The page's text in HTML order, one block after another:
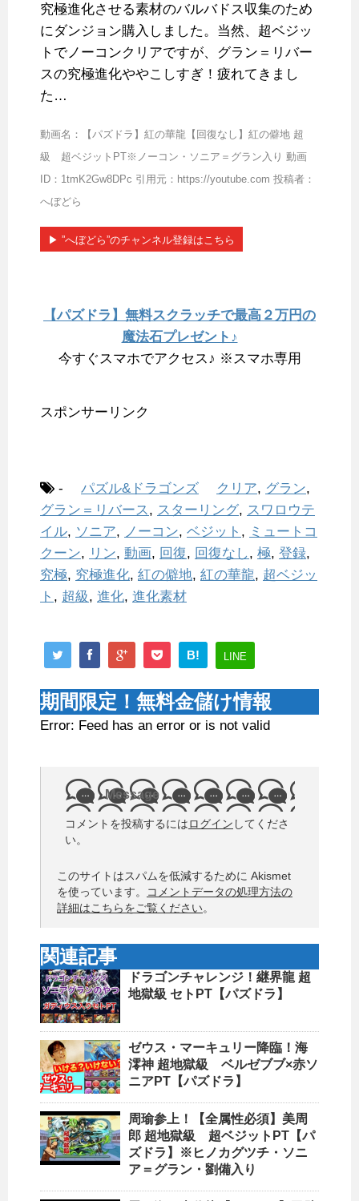
究極進化させる素材のバルバドス収集のため
にダンジョン購入しました。当然、超ベジッ
トでノーコンクリアですが、グラン＝リバー
スの究極進化ややこしすぎ！疲れてきまし
た…
動画名：【パズドラ】紅の華龍【回復なし】紅の僻地 超
級 超ベジットPT※ノーコン・ソニア＝グラン入り 動画
ID：1tmK2Gw8DPc 引用元：https://youtube.com 投稿者：
へぼどら
▶︎ ”へぼどら”のチャンネル登録はこちら
【パズドラ】無料スクラッチで最高２万円の
魔法石プレゼント♪
今すぐスマホでアクセス♪ ※スマホ専用
スポンサーリンク
- パズル&ドラゴンズ クリア, グラン,
グラン＝リバース, スターリング, スワロウテ
イル, ソニア, ノーコン, ベジット , ミュートコ
クーン, リン, 動画, 回復, 回復なし, 極, 登録,
究極, 究極進化, 紅の僻地, 紅の華龍, 超ベジッ
ト , 超級, 進化, 進化素材
B! LINE
期間限定！無料金儲け情報
Error: Feed has an error or is not valid
Message
コメントを投稿するにはログイン してくださ
い。
このサイトはスパムを低減するために Akismet
を使っています。
コメントデータの処理方法の
詳細はこちらをご覧ください。
関連記事
ドラゴンチャレンジ！継界龍 超
地獄級 セトPT【パズドラ】
ゼウス・マーキュリー降臨！海
澪神 超地獄級 ベルゼブブ×赤ソ
ニアPT【パズドラ】
周瑜参上！【全属性必須】美周
郎 超地獄級 超ベジットPT【パ
ズドラ】※ヒノカグツチ・ソニ
ア＝グラン・劉備入り